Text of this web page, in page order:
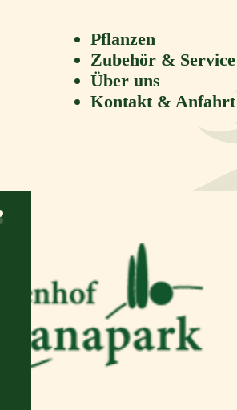
Pflanzen
Zubehör & Service
Über uns
Kontakt & Anfahrt